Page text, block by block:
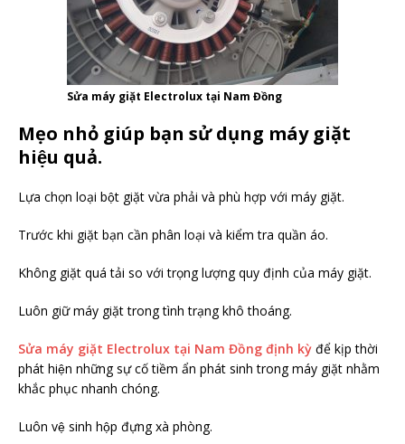
Sửa máy giặt Electrolux tại Nam Đồng
Mẹo nhỏ giúp bạn sử dụng máy giặt
hiệu quả.
Lựa chọn loại bột giặt vừa phải và phù hợp với máy giặt.
Trước khi giặt bạn cần phân loại và kiểm tra quần áo.
Không giặt quá tải so với trọng lượng quy định của máy giặt.
Luôn giữ máy giặt trong tình trạng khô thoáng.
Sửa máy giặt Electrolux tại Nam Đồng định kỳ để kịp thời
phát hiện những sự cố tiềm ẩn phát sinh trong máy giặt nhằm
khắc phục nhanh chóng.
Luôn vệ sinh hộp đựng xà phòng.